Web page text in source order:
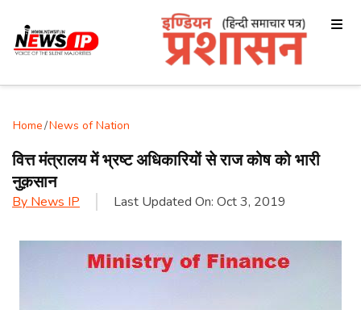
Home/News of Nation
वित्त मंत्रालय में भ्रष्ट अधिकारियों से राज कोष को भारी
नुक़सान
By News IP Last Updated On: Oct 3, 2019